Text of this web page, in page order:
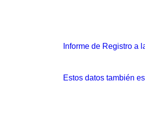
Informe de Registro a
Estos datos también